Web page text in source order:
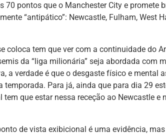
70 pontos que o Manchester City e promete
“antipático”: Newcastle, Fulham, West
coloca tem que ver com a continuidade do
da “liga milionária” seja abordada com
a verdade é que o desgaste físico e mental
temporada. Para já, ainda que para dia 29
tem que estar nessa receção ao Newcastle e
de vista exibicional é uma evidência,